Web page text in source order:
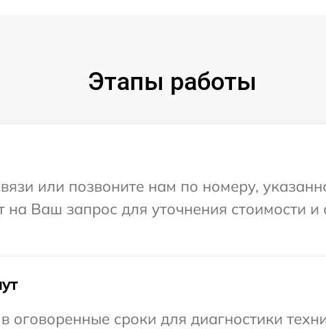
Этапы работы
или позвоните нам по номеру,
Ваш запрос для уточнения стоимости
оговоренные сроки для диагностики